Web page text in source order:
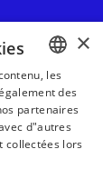
BASQUE
FRENCH
×
les
des
partenaires
d"autres
collectées lors